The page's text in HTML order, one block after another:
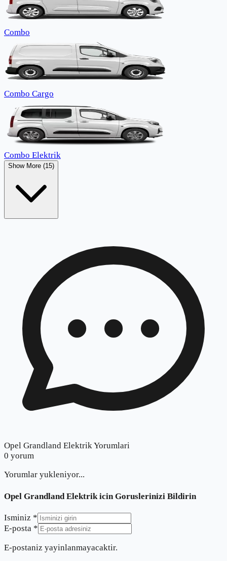
Combo
Combo Cargo
Combo Elektrik
Show More (15)
Opel Grandland Elektrik Yorumlari
0 yorum
Yorumlar yukleniyor...
Opel Grandland Elektrik icin Goruslerinizi Bildirin
Isminiz *
E-posta *
E-postaniz yayinlanmayacaktir.